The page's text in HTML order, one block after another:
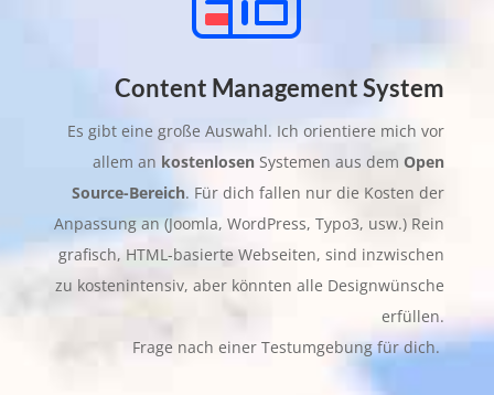
Content Management System
Es gibt eine große Auswahl. Ich orientiere mich vor
allem an kostenlosen Systemen aus dem Open
Source-Bereich. Für dich fallen nur die Kosten der
Anpassung an (Joomla, WordPress, Typo3, usw.) Rein
grafisch, HTML-basierte Webseiten, sind inzwischen
zu kostenintensiv, aber könnten alle Designwünsche
erfüllen.
Frage nach einer Testumgebung für dich.